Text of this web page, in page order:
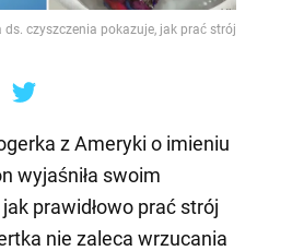
czyszczenia pokazuje, jak prać strój
z Ameryki o imieniu
wyjaśniła swoim
prawidłowo prać strój
nie zaleca wrzucania